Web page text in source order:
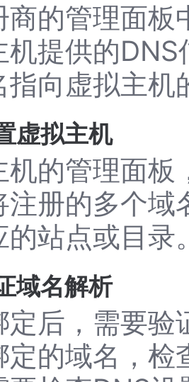
商的管理面板
机提供的
指向虚拟主机
虚拟主机
的管理面板
注册的多个
的站点或目录
域名解析
定后，需要
定的域名，